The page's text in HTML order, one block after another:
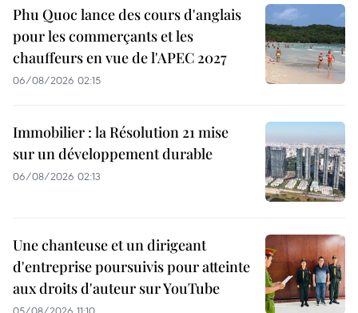
Phu Quoc lance des cours d'anglais
pour les commerçants et les
chauffeurs en vue de l'APEC 2027
06/08/2026 02:15
Immobilier : la Résolution 21 mise
sur un développement durable
06/08/2026 02:13
Une chanteuse et un dirigeant
d'entreprise poursuivis pour atteinte
aux droits d'auteur sur YouTube